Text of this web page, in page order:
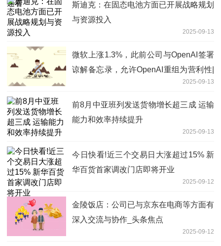
斯迪克：在固态电池方面已开展战略规划
与资源投入
2025-09-13
微软上涨1.3%，此前公司与OpenAI签署
谅解备忘录，允许OpenAI重组为营利性|
2025-09-13
前8月中亚班列发送货物增长超三成 运输
能力和效率持续提升
2025-09-13
今日快看!近三个交易日大涨超过15% 新
华百货首家调改门店即将开业
2025-09-12
金陵饭店：公司已与京东在电商等方面有
深入交流与协作_头条焦点
2025-09-12